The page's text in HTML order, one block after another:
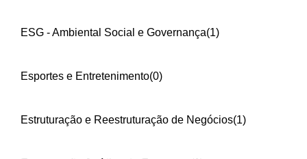
ESG - Ambiental Social e Governança(1)
Esportes e Entretenimento(0)
Estruturação e Reestruturação de Negócios(1)